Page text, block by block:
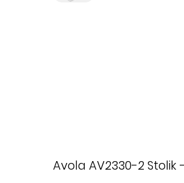
Avola AV2330-2